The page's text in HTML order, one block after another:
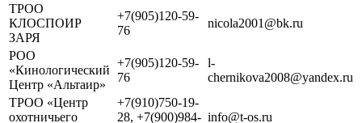
ТРОО
КЛОСПОИР
ЗАРЯ
+7(905)120-59-
76
nicola2001@bk.ru
РОО
«Кинологический
Центр «Альтаир»
+7(905)120-59-
76
l-
chernikova2008@yandex.ru
ТРОО «Центр
охотничьего
+7(910)750-19-
28, +7(900)984- info@t-os.ru